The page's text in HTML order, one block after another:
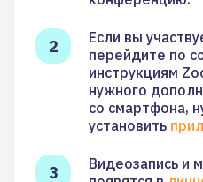
Если вы
перейдите по
инструкциям
нужного
со смартфона,
установить
Видеозапись и